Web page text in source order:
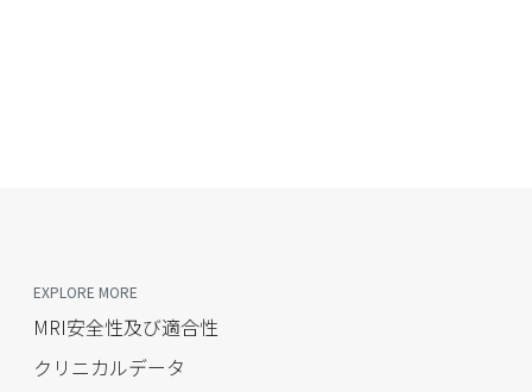
EXPLORE MORE
MRI安全性及び適合性
クリニカルデータ